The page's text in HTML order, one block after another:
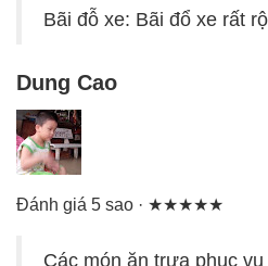
Bãi đỗ xe: Bãi đổ xe rất
Dung Cao
Đánh giá 5 sao · ★★★★★
Các món ăn trưa phục